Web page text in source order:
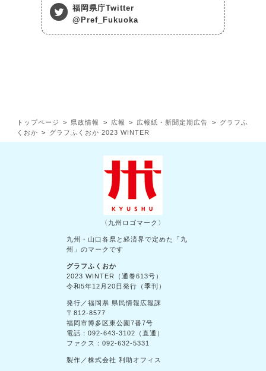
福岡県庁Twitter
@Pref_Fukuoka
トップページ 県政情報 広報 広報紙・新聞定期広告
グラフふ
くおか
グラフふくおか 2023 WINTER
〈九州ロゴマーク〉
九州・山口各県と経済界で定めた「九
州」のマークです
グラフふくおか
2023 WINTER（通巻613号）
令和5年12月20日発行（季刊）
発行／福岡県 県民情報広報課
〒812-8577
福岡市博多区東公園7番7号
電話：092-643-3102（直通）
ファクス：092-632-5331
製作／株式会社 利助オフィス